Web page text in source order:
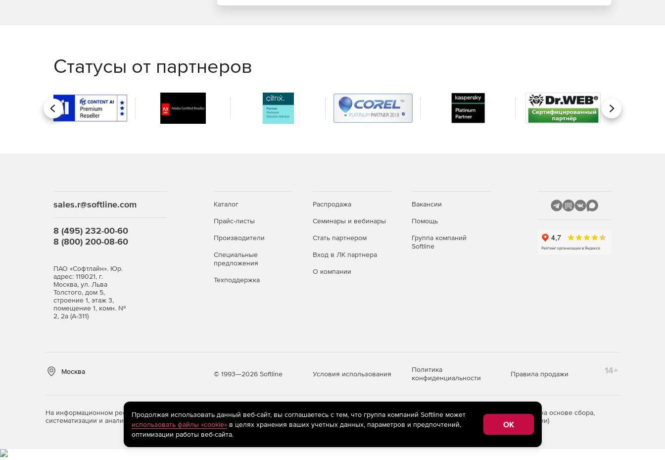
Статусы от партнеров
Назад Вперед
sales.r@softline.com
8 (495) 232-00-60
8 (800) 200-08-60
ПАО «Софтлайн». Юр.
адрес: 119021, г.
Москва, ул. Льва
Толстого, дом 5,
строение 1, этаж 3,
помещение 1, комн. №
2, 2а (А-311)
Каталог
Прайс-листы
Производители
Специальные
предложения
Техподдержка
Распродажа
Семинары и вебинары
Стать партнером
Вход в ЛК партнера
О компании
Вакансии
Помощь
Группа компаний
Softline
Москва © 1993—2026 Softline Условия использования
Политика
конфиденциальности
Правила продажи 14+
На информационном ресурсе store.softline.ru применяютсярекомендательные технологии(информационные технологии предоставления информации на основе сбора,
систематизации и анализа сведений, относящихся к предпочтениям пользователей сети «Интернет», находящихся на территории Российской Федерации)
Продолжая использовать данный веб-сайт, вы соглашаетесь с тем, что группа компаний Softline может
использовать файлы «cookie»в целях хранения ваших учетных данных, параметров и предпочтений,
оптимизации работы веб-сайта.
OK